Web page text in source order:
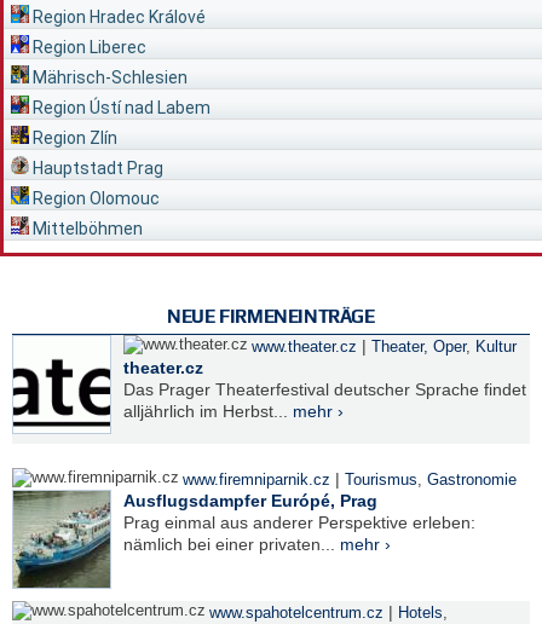
Region Hradec Králové
Region Liberec
Mährisch-Schlesien
Region Ústí nad Labem
Region Zlín
Hauptstadt Prag
Region Olomouc
Mittelböhmen
NEUE FIRMENEINTRÄGE
www.theater.cz | Theater, Oper, Kultur
theater.cz
Das Prager Theaterfestival deutscher Sprache findet
alljährlich im Herbst... mehr ›
www.firemniparnik.cz | Tourismus, Gastronomie
Ausflugsdampfer Európé, Prag
Prag einmal aus anderer Perspektive erleben:
nämlich bei einer privaten... mehr ›
www.spahotelcentrum.cz | Hotels,